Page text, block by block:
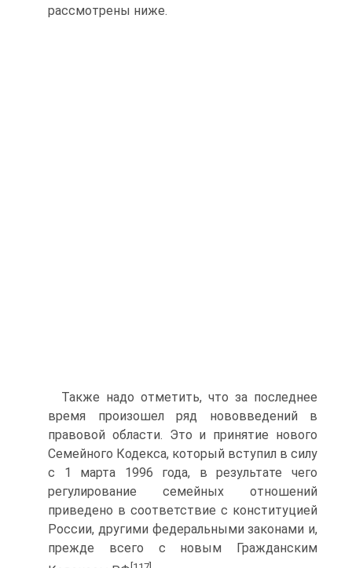
рассмотрены ниже.
Также надо отметить, что за последнее
время произошел ряд нововведений в
правовой области. Это и принятие нового
Семейного Кодекса, который вступил в силу
с 1 марта 1996 года, в результате чего
регулирование семейных отношений
приведено в соответствие с конституцией
России, другими федеральными законами и,
прежде всего с новым Гражданским